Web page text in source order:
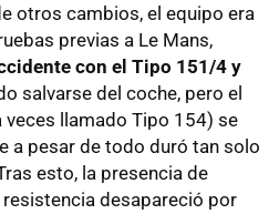
otros cambios, el equipo era
previas a Le Mans,
con el Tipo 151/4 y
salvarse del coche, pero el
llamado Tipo 154) se
a pesar de todo duró tan solo
esto, la presencia de
desapareció por